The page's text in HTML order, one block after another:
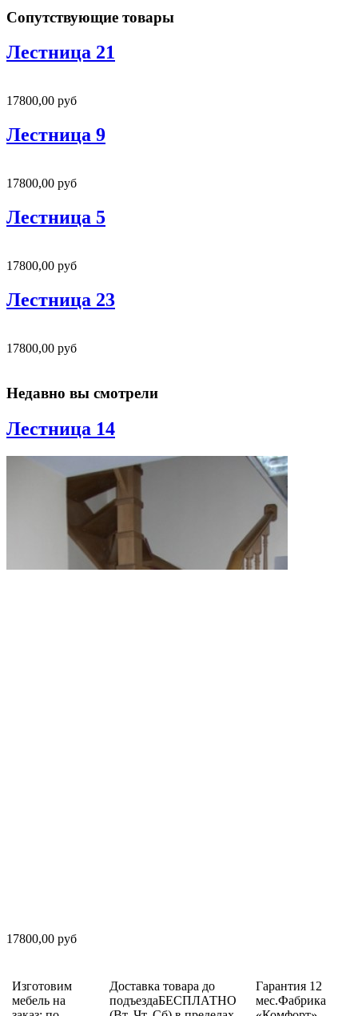
Сопутствующие товары
Лестница 21
17800,00 руб
Лестница 9
17800,00 руб
Лестница 5
17800,00 руб
Лестница 23
17800,00 руб
Недавно вы смотрели
Лестница 14
17800,00 руб
Изготовим
мебель на
Доставка товара до
подъездаБЕСПЛАТНО
Гарантия 12
мес.Фабрика